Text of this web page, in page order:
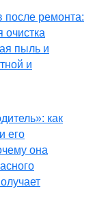
после ремонта:
очистка
пыль и
и
как
его
она